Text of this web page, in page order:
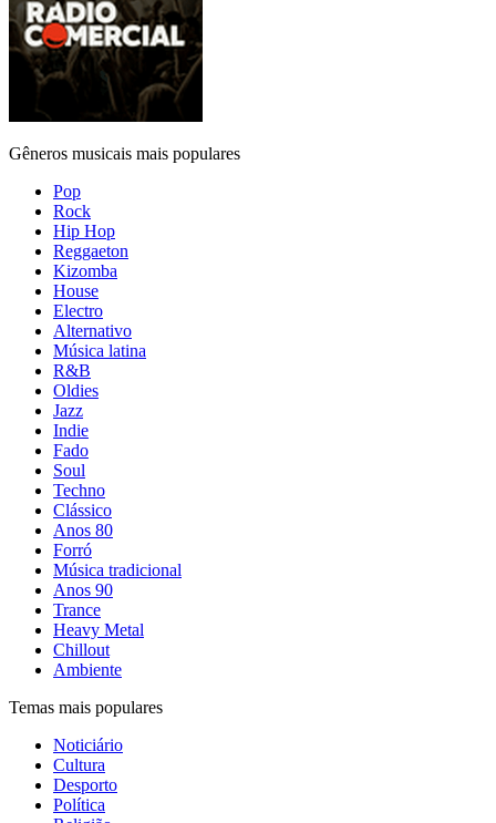
Gêneros musicais mais populares
Pop
Rock
Hip Hop
Reggaeton
Kizomba
House
Electro
Alternativo
Música latina
R&B
Oldies
Jazz
Indie
Fado
Soul
Techno
Clássico
Anos 80
Forró
Música tradicional
Anos 90
Trance
Heavy Metal
Chillout
Ambiente
Temas mais populares
Noticiário
Cultura
Desporto
Política